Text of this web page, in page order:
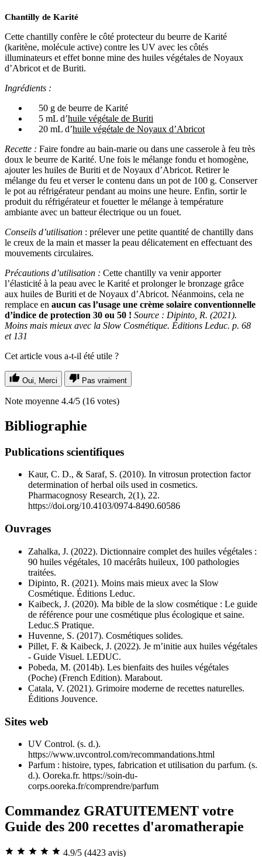
Chantilly de Karité
Cette chantilly confère le côté protecteur du beurre de Karité
(karitène, molécule active) contre les UV avec les côtés
illuminateurs et effet bonne mine des huiles végétales de Noyaux
d’Abricot et de Buriti.
Ingrédients :
50 g de beurre de Karité
5 mL d’huile végétale de Buriti
20 mL d’huile végétale de Noyaux d’Abricot
Recette : Faire fondre au bain-marie ou dans une casserole à feu très
doux le beurre de Karité. Une fois le mélange fondu et homogène,
ajouter les huiles de Buriti et de Noyaux d’Abricot. Retirer le
mélange du feu et verser le contenu dans un pot de 100 g. Conserver
le pot au réfrigérateur pendant au moins une heure. Enfin, sortir le
produit du réfrigérateur et fouetter le mélange à température
ambiante avec un batteur électrique ou un fouet.
Conseils d’utilisation : prélever une petite quantité de chantilly dans
le creux de la main et masser la peau délicatement en effectuant des
mouvements circulaires.
Précautions d’utilisation : Cette chantilly va venir apporter
l’élasticité à la peau avec le Karité et prolonger le bronzage grâce
aux huiles de Buriti et de Noyaux d’Abricot. Néanmoins, cela ne
remplace en aucun cas l’usage une crème solaire conventionnelle
d’indice de protection 30 ou 50 ! Source : Dipinto, R. (2021).
Moins mais mieux avec la Slow Cosmétique. Éditions Leduc. p. 68
et 131
Cet article vous a-t-il été utile ?
Oui, Merci Pas vraiment
Note moyenne 4.4/5 (16 votes)
Bibliographie
Publications scientifiques
Kaur, C. D., & Saraf, S. (2010). In vitrosun protection factor
determination of herbal oils used in cosmetics.
Pharmacognosy Research, 2(1), 22.
https://doi.org/10.4103/0974-8490.60586
Ouvrages
Zahalka, J. (2022). Dictionnaire complet des huiles végétales :
90 huiles végétales, 10 macérâts huileux, 100 pathologies
traitées.
Dipinto, R. (2021). Moins mais mieux avec la Slow
Cosmétique. Éditions Leduc.
Kaibeck, J. (2020). Ma bible de la slow cosmétique : Le guide
de référence pour une cosmétique plus écologique et saine.
Leduc.S Pratique.
Huvenne, S. (2017). Cosmétiques solides.
Pillet, F. & Kaibeck, J. (2022). Je m’initie aux huiles végétales
- Guide Visuel. LEDUC.
Pobeda, M. (2014b). Les bienfaits des huiles végétales
(Poche) (French Edition). Marabout.
Catala, V. (2021). Grimoire moderne de recettes naturelles.
Éditions Jouvence.
Sites web
UV Control. (s. d.).
https://www.uvcontrol.com/recommandations.html
Parfum : histoire, types, fabrication et utilisation du parfum. (s.
d.). Ooreka.fr. https://soin-du-
corps.ooreka.fr/comprendre/parfum
Commandez GRATUITEMENT votre
Guide des 200 recettes d'aromatherapie
4.9/5 (4423 avis)